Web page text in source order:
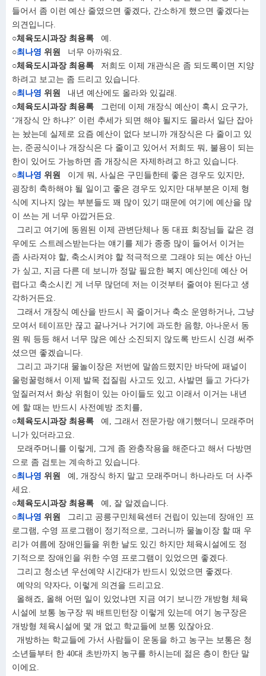
들어서 좀 이런 예산 줄였으면 좋겠다, 간소하게 했으면 좋겠다는
의견입니다.
○체육도시과장 최용록 예.
○최나영 위원
너무 아까워요.
○체육도시과장 최용록 저희도 이제 개관식은 좀 되도록이면 지양
하려고 보고는 좀 드리고 있습니다.
○최나영 위원
내년 예산에도 올라와 있길래.
○체육도시과장 최용록 그런데 이제 개장식 예산이 혹시 요구가,
‘개장식 안 하냐?’ 이런 추세가 되면 해야 될지도 몰라서 일단 잡아
는 놨는데 실제로 요즘 예산이 없다 보니까 개장식은 다 줄이고 있
는, 준공식이나 개장식은 다 줄이고 있어서 저희도 뭐, 불용이 되는
한이 있어도 가능하면 좀 개장식은 자제하려고 하고 있습니다.
○최나영 위원
이게 뭐, 사실은 구민들한테 좋은 경우도 있지만,
굉장히 축하해야 될 일이고 좋은 경우도 있지만 대부분은 이제 형
식에 지나지 않는 부분들도 꽤 많이 있기 때문에 여기에 예산을 많
이 쓰는 게 너무 아깝거든요.
그리고 여기에 동원된 이제 관변단체나 동 대표 회장님들 같은 경
우에도 스트레스받는다는 얘기를 제가 종종 많이 들어서 이거는
좀 사라져야 할, 축소시켜야 할 적극적으로 그래야 되는 예산 아닌
가 싶고, 지금 다른 데 보니까 정말 필요한 복지 예산인데 예산 어
렵다고 축소시킨 게 너무 많던데 저는 이것부터 줄여야 된다고 생
각하거든요.
그래서 개장식 예산을 반드시 꼭 줄이거나 축소 운영하거나, 그냥
모여서 테이프만 끊고 끝나거나 거기에 과도한 음향, 아나운서 동
원 뭐 등등 해서 너무 많은 예산 소진되지 않도록 반드시 신경 써주
셨으면 좋겠습니다.
그리고 과기대 물놀이장은 저번에 말씀드렸지만 바닥에 패널이
울렁꿀렁해서 이제 발목 접질림 사고도 있고, 사발면 들고 가다가
엎질러져서 화상 위험이 있는 아이들도 있고 이래서 이거는 내년
에 할 때는 반드시 사전예방 조치를,
○체육도시과장 최용록 예, 그래서 전문가랑 얘기했더니 모래주머
니가 있더라고요.
모래주머니를 이렇게, 그게 좀 완충작용을 해준다고 해서 다방면
으로 좀 검토는 계속하고 있습니다.
○최나영 위원
예, 개장식 하지 말고 모래주머니 하나라도 더 사주
세요.
○체육도시과장 최용록 예, 잘 알겠습니다.
○최나영 위원
그리고 공릉구민체육센터 건립이 있는데 장애인 프
로그램, 수영 프로그램이 정기적으로, 그러니까 물놀이장 할 때 우
리가 여름에 장애인들을 위한 날도 있긴 하지만 체육시설에도 정
기적으로 장애인을 위한 수영 프로그램이 있었으면 좋겠다.
그리고 청소년 우선예약 시간대가 반드시 있었으면 좋겠다.
예약의 약자다, 이렇게 의견을 드리고요.
올해죠, 올해 어떤 일이 있었냐면 지금 여기 보니깐 개방형 체육
시설에 보통 농구장 뭐 배트민턴장 이렇게 있는데 여기 농구장은
개방형 체육시설에 몇 개 없고 학교들에 보통 있잖아요.
개방하는 학교들에 가서 사람들이 운동을 하고 농구는 보통은 청
소년들부터 한 40대 초반까지 농구를 하시는데 젊은 층이 한단 말
이에요.